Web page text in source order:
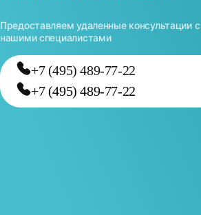
Предоставляем удаленные консультации с
нашими специалистами
+7 (495) 489-77-22
+7 (495) 489-77-22